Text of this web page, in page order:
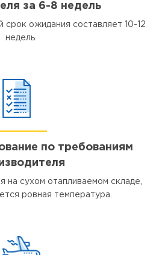
за 6-8 недель
срок ожидания составляет 10-12
недель.
по требованиям
на сухом отапливаемом складе,
ровная температура.